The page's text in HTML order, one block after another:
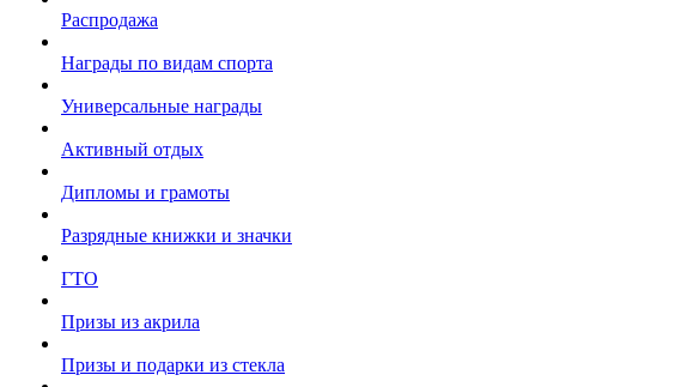
Распродажа
Награды по видам спорта
Универсальные награды
Активный отдых
Дипломы и грамоты
Разрядные книжки и значки
ГТО
Призы из акрила
Призы и подарки из стекла